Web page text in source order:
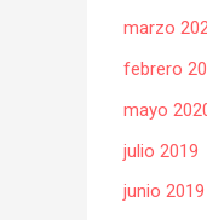
marzo
febrero
mayo
julio 2019
junio 2019